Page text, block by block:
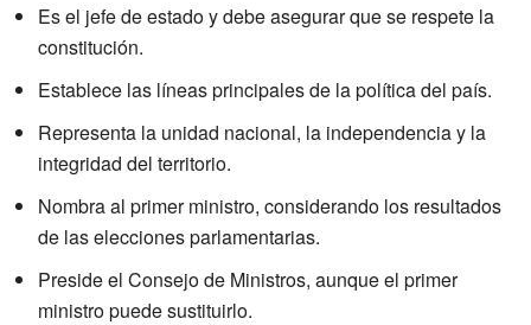
Es el jefe de estado y debe asegurar que se respete la
constitución.
Establece las líneas principales de la política del país.
Representa la unidad nacional, la independencia y la
integridad del territorio.
Nombra al primer ministro, considerando los resultados
de las elecciones parlamentarias.
Preside el Consejo de Ministros, aunque el primer
ministro puede sustituirlo.